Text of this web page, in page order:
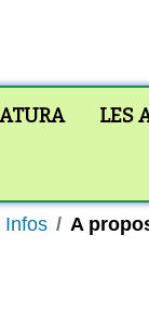
: ACCUEILLES
Infos A